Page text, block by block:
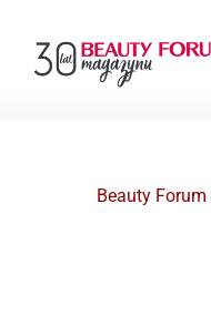
Beauty Forum